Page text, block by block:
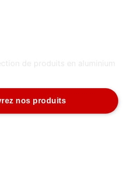
de produits en aluminium
nos produits